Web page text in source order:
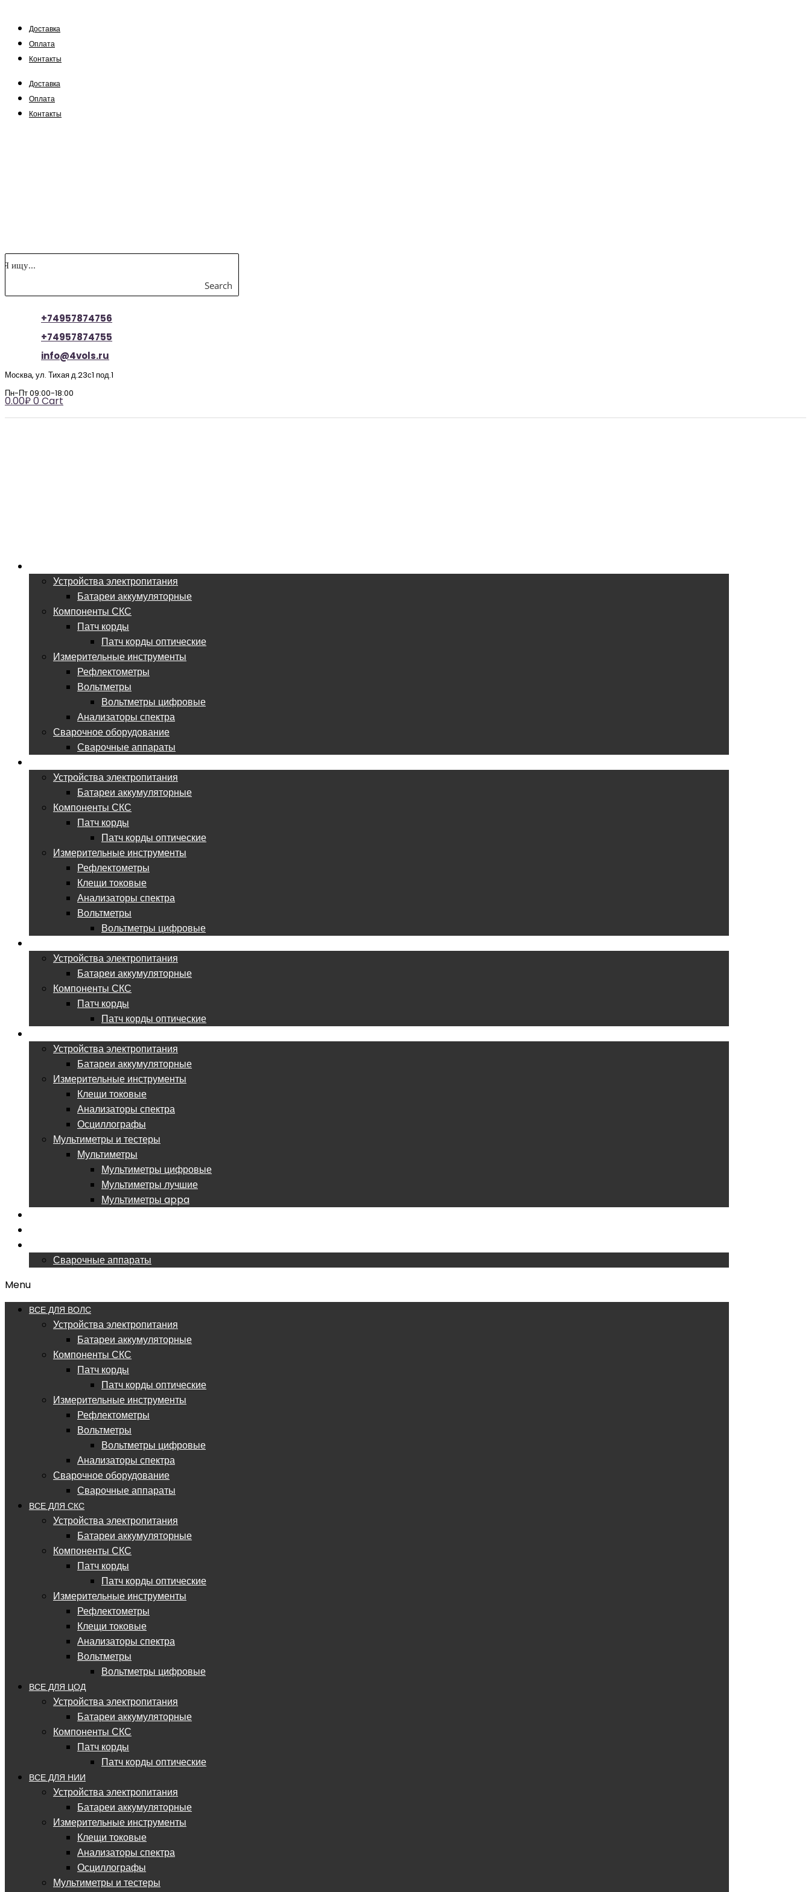
Доставка
Оплата
Контакты
Доставка
Оплата
Контакты
Search
+74957874756
+74957874755
info@4vols.ru
Москва, ул. Тихая д.23с1 под.1
Пн-Пт 09:00-18:00
0.00₽0Cart
Устройства электропитания
Батареи аккумуляторные
Компоненты СКС
Патч корды
Патч корды оптические
Измерительные инструменты
Рефлектометры
Вольтметры
Вольтметры цифровые
Анализаторы спектра
Сварочное оборудование
Сварочные аппараты
Устройства электропитания
Батареи аккумуляторные
Компоненты СКС
Патч корды
Патч корды оптические
Измерительные инструменты
Рефлектометры
Клещи токовые
Анализаторы спектра
Вольтметры
Вольтметры цифровые
Устройства электропитания
Батареи аккумуляторные
Компоненты СКС
Патч корды
Патч корды оптические
Устройства электропитания
Батареи аккумуляторные
Измерительные инструменты
Клещи токовые
Анализаторы спектра
Осциллографы
Мультиметры и тестеры
Мультиметры
Мультиметры цифровые
Мультиметры лучшие
Мультиметры appa
Сварочные аппараты
Menu
ВСЕ ДЛЯ ВОЛС
Устройства электропитания
Батареи аккумуляторные
Компоненты СКС
Патч корды
Патч корды оптические
Измерительные инструменты
Рефлектометры
Вольтметры
Вольтметры цифровые
Анализаторы спектра
Сварочное оборудование
Сварочные аппараты
ВСЕ ДЛЯ СКС
Устройства электропитания
Батареи аккумуляторные
Компоненты СКС
Патч корды
Патч корды оптические
Измерительные инструменты
Рефлектометры
Клещи токовые
Анализаторы спектра
Вольтметры
Вольтметры цифровые
ВСЕ ДЛЯ ЦОД
Устройства электропитания
Батареи аккумуляторные
Компоненты СКС
Патч корды
Патч корды оптические
ВСЕ ДЛЯ НИИ
Устройства электропитания
Батареи аккумуляторные
Измерительные инструменты
Клещи токовые
Анализаторы спектра
Осциллографы
Мультиметры и тестеры